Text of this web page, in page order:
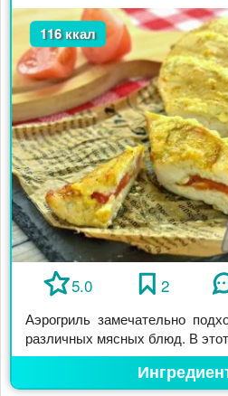
116 ккал
5.0 2
Аэрогриль замечательно
различных мясных блюд. В